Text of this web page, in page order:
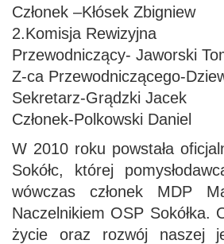
Członek –Kłósek Zbigniew
2.Komisja Rewizyjna
Przewodniczący- Jaworski
Z-ca Przewodniczącego-
Sekretarz-Grądzki Jacek
Członek-Polkowski Daniel
W 2010 roku powstała
Sokółc, której
wówczas członek MDP
Naczelnikiem OSP
życie oraz rozwój naszej